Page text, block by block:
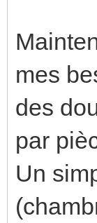
mes
des
par
Un